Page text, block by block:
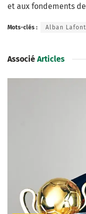
et aux fondements de
Mots-clés : Alban Lafont
Associé Articles